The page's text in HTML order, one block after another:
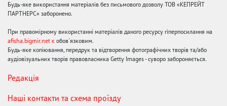
Будь-яке використання матеріалів без письмового дозволу ТОВ «КЕПРЕЙТ
ПАРТНЕРС» заборонено.
При правомірному використанні матеріалів даного ресурсу гіперпосилання на
afisha.bigmir.net є обов'язковим.
Будь-яке копіювання, передрук та відтворення фотографічних творів та/або
аудіовізуальних творів правовласника Getty Images - суворо забороняється.
Редакція
Наші контакти та схема проїзду